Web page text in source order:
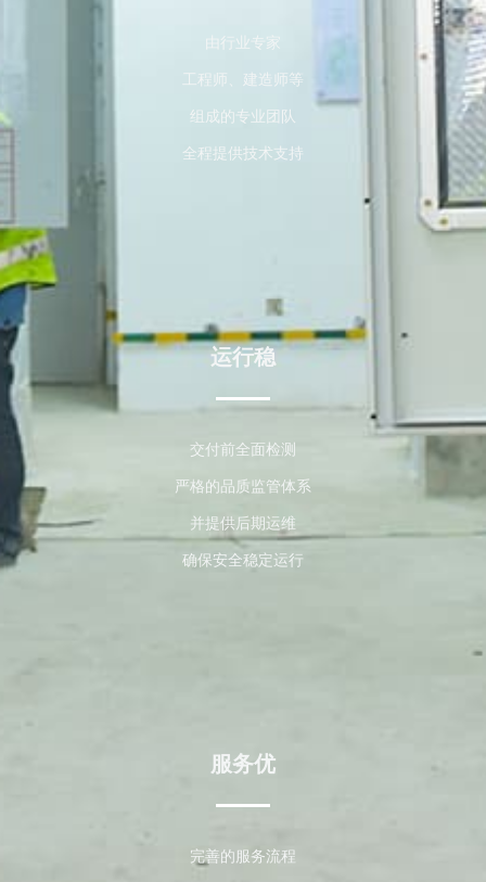
由行业专家
工程师、建造师等
组成的专业团队
全程提供技术支持
运行稳
交付前全面检测
严格的品质监管体系
并提供后期运维
确保安全稳定运行
服务优
完善的服务流程